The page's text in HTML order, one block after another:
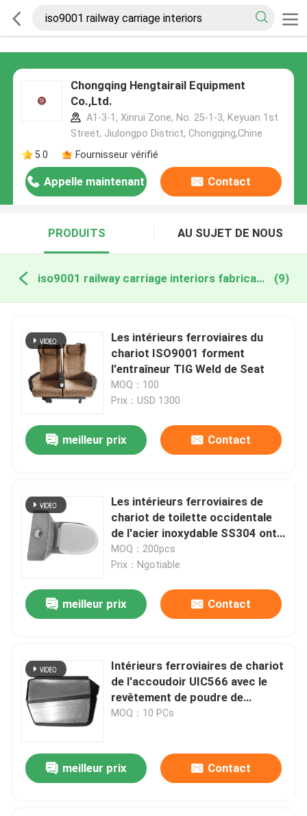
Chongqing Hengtairail Equipment
Co.,Ltd.
A1-3-1, Xinrui Zone, No. 25-1-3, Keyuan 1st
Street, Jiulongpo District, Chongqing,Chine
5.0
Fournisseur vérifié
Appelle maintenant Contact
PRODUITS AU SUJET DE NOUS
iso9001 railway carriage interiors fabrication en ligne (9)
Les intérieurs ferroviaires du
chariot ISO9001 forment
l'entraîneur TIG Weld de Seat
MOQ：100
Prix：USD 1300
meilleur prix Contact
Les intérieurs ferroviaires de
chariot de toilette occidentale
de l'acier inoxydable SS304 ont
poli
MOQ：200pcs
Prix：Ngotiable
meilleur prix Contact
Intérieurs ferroviaires de chariot
de l'accoudoir UIC566 avec le
revêtement de poudre de
Tableau de casse-croûte
MOQ：10 PCs
meilleur prix Contact